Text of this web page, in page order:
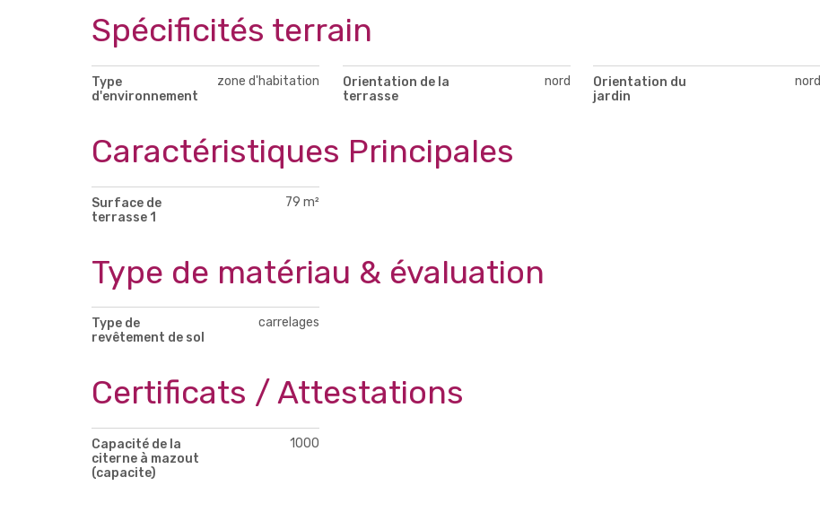
Spécificités terrain
Type
d'environnement
zone d'habitation
Orientation de la
terrasse
nord
Orientation du
jardin
nord
Caractéristiques Principales
Surface de
terrasse 1
79 m²
Type de matériau & évaluation
Type de
revêtement de sol
carrelages
Certificats / Attestations
Capacité de la
citerne à mazout
(capacite)
1000